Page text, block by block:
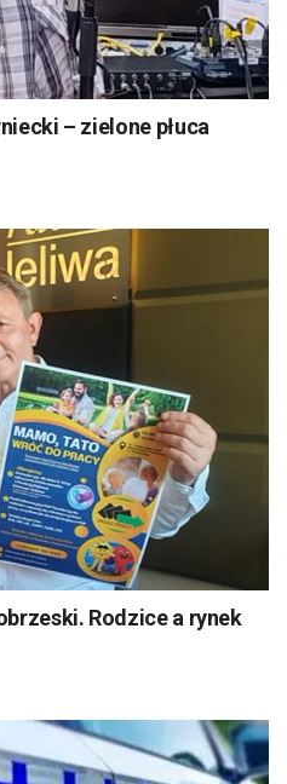
– zielone płuca
Rodzice a rynek